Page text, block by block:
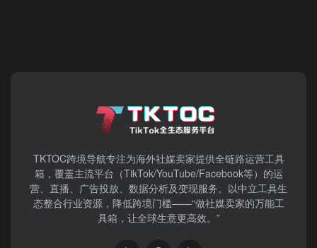
TKTOC跨境导航​专注为海外社媒卖家提供全链路运营工具
箱，覆盖主流平台（TikTok/YouTube/Facebook等）​的运
营、直播、广告投放、数据分析及变现服务。以中立工具生
态整合行业资源，降低跨境门槛——“做社媒卖家的万能工
具箱，让全球生意更高效。”